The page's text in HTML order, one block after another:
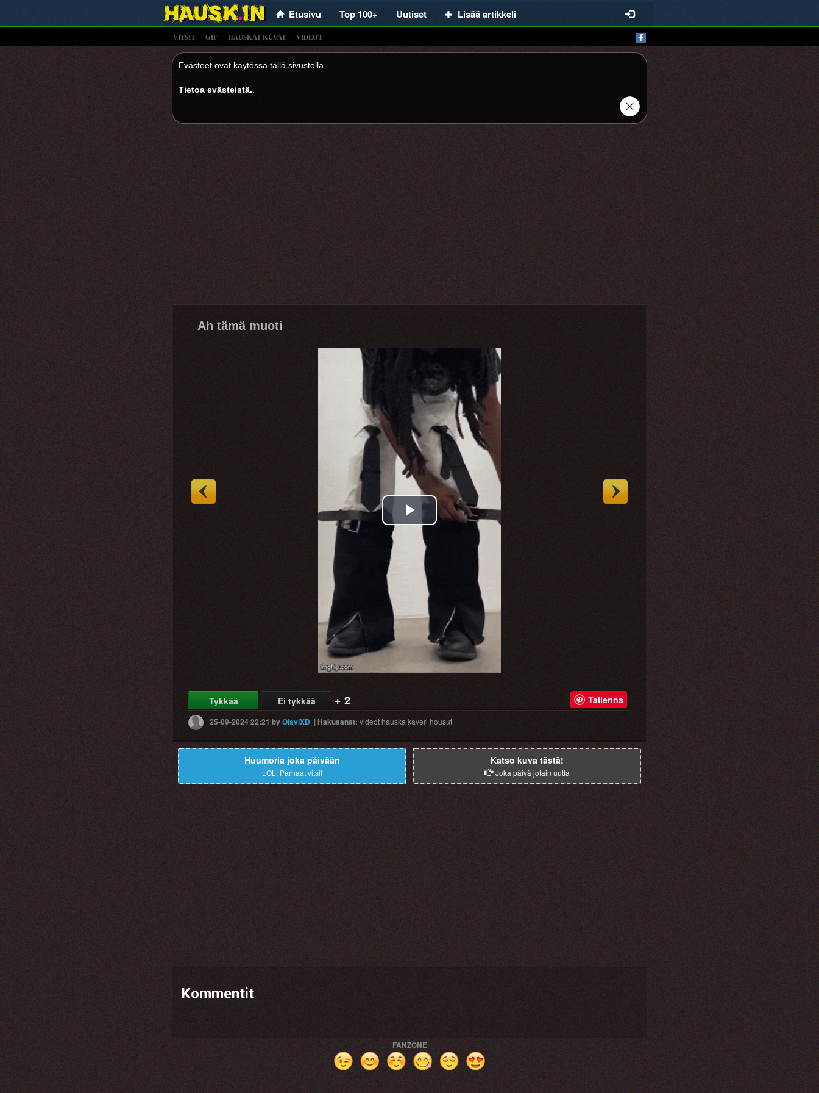
Etusivu Top 100+ Uutiset Lisää artikkeli
VITSIT GIF HAUSKAT KUVAT VIDEOT
Evästeet ovat käytössä tällä sivustolla.
Tietoa evästeistä.
Ah tämä muoti
Play
Video
Tykkää Ei tykkää + 2 Tallenna
25-09-2024 22:21 byOlaviXD |Hakusanat: videothauska kaveri housut
Huumoria joka päivään
LOL! Parhaat vitsit
Katso kuva tästä!
Joka päivä jotain uutta
Kommentit
FANZONE